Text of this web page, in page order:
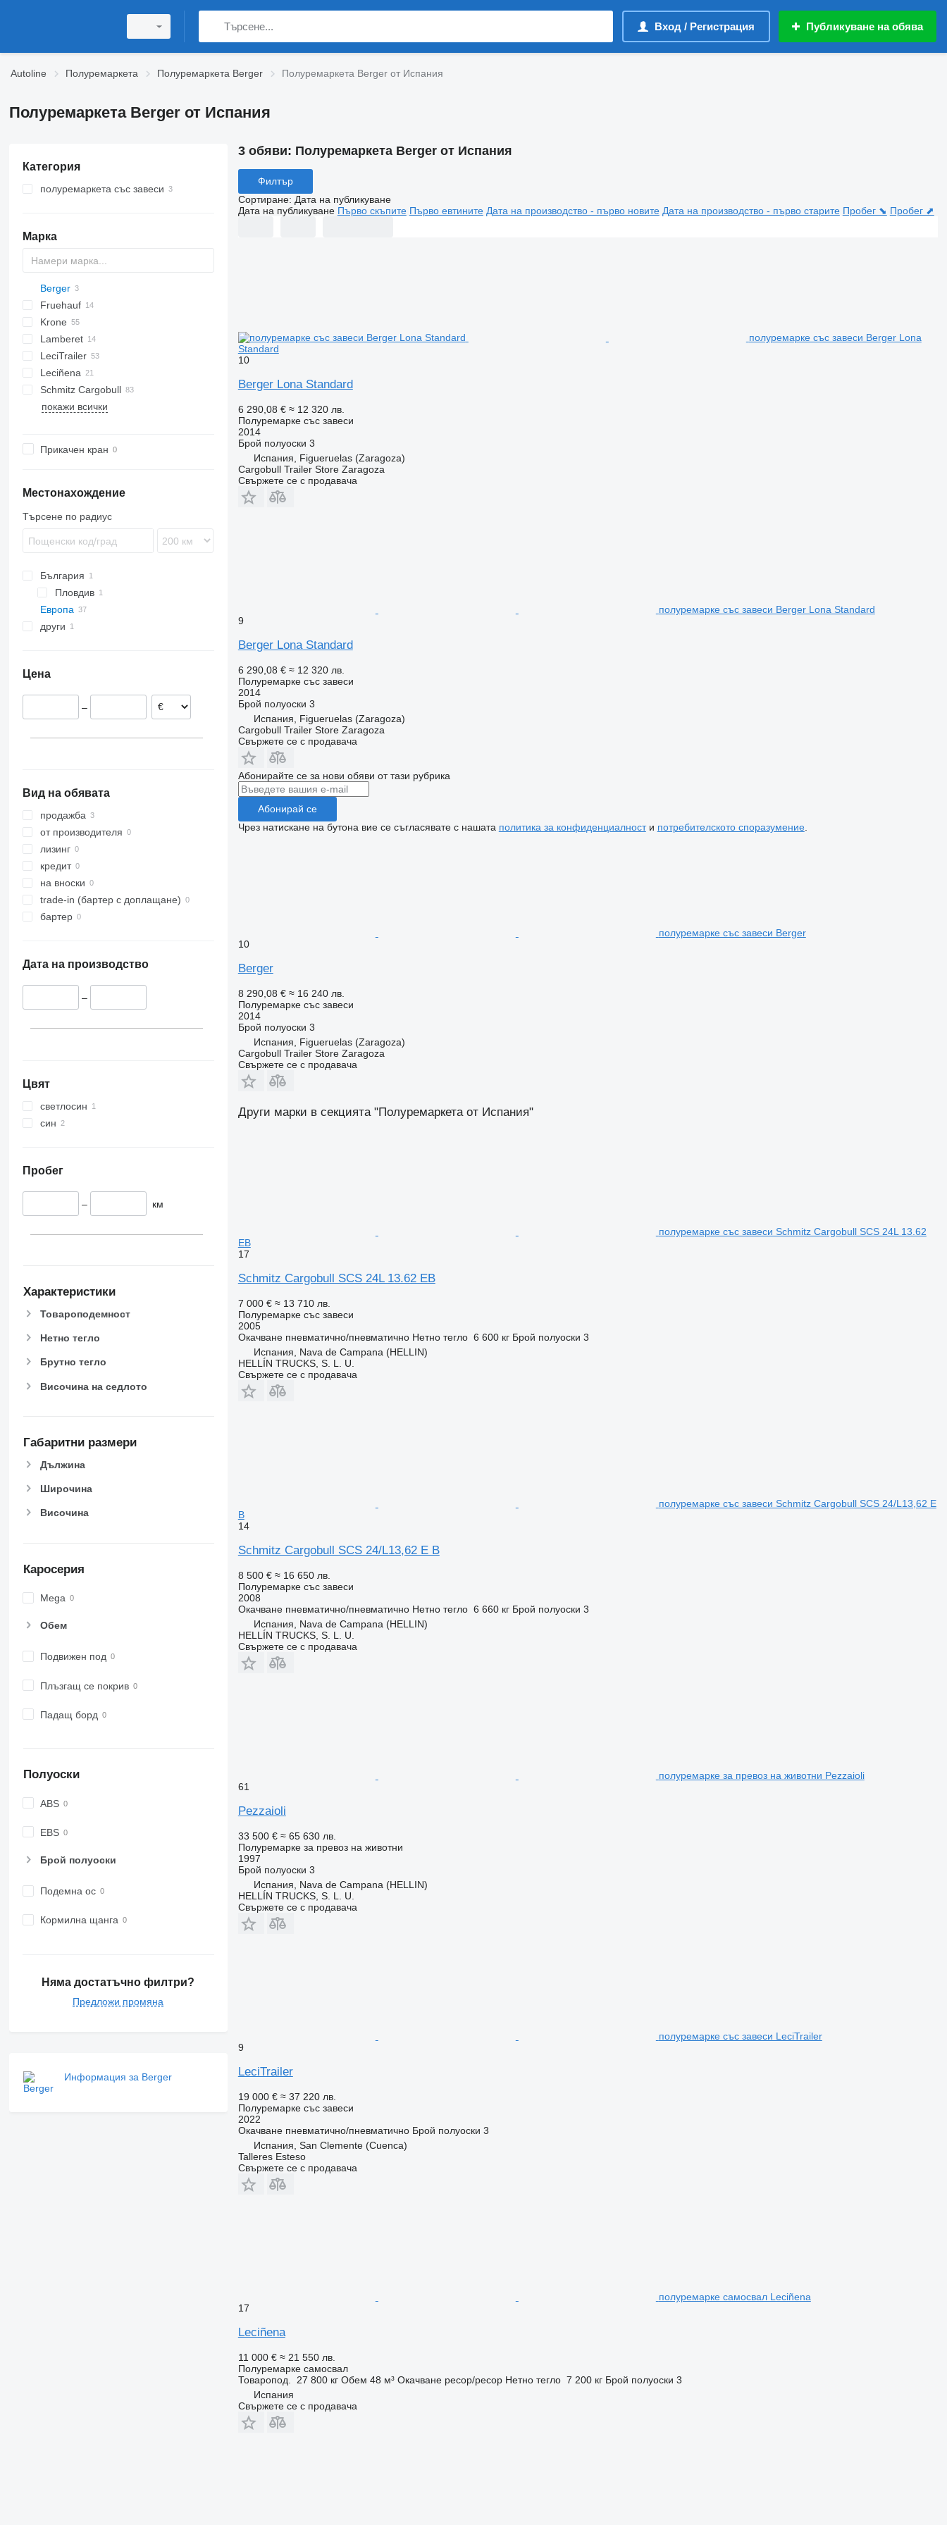
Вход / Регистрация Публикуване на обява
Autoline Полуремаркета Полуремаркета Berger Полуремаркета Berger от Испания
Полуремаркета Berger от Испания
Категория
полуремаркета със завеси
Марка
Bulkliner
Berger
6 series
CSD
MAX
SDS
Fruehauf
SGB
K-series
CF
Krone
Mega Liner
Profi Liner
SD
SDP
SDR
LB
XS
S 24
Lamberet
SR2
LeciTrailer
LTP
SR
Leciñena
MHKS
MTS
TRS
SPL
SVF
MCO
OVB
Kaiser
Schmitz Cargobull
MEGA
SKO
HKS
S-series
GL
TO
покажи всички
Прикачен кран
Местонахождение
Търсене по радиус
България
Пловдив
Европа
Испания
Zaragoza
Унгария
други
Цена
–
Вид на обявата
продажба
от производителя
лизинг
кредит
на вноски
trade-in (бартер с доплащане)
бартер
Дата на производство
–
Цвят
светлосин
син
Пробег
– км
Характеристики
Товароподемност
Нетно тегло
Брутно тегло
Височина на седлото
Габаритни размери
Дължина
Широчина
Височина
Каросерия
Mega
Обем
Подвижен под
Плъзгащ се покрив
Падащ борд
Полуоски
ABS
EBS
Брой полуоски
Подемна ос
Кормилна щанга
Няма достатъчно филтри?
Предложи промяна
Информация за Berger
3 обяви: Полуремаркета Berger от Испания
Филтър
Сортиране: Дата на публикуване
Дата на публикуване Първо скъпите Първо евтините Дата на производство - първо новите Дата на производство - първо старите Пробег ⬊ Пробег ⬈
полуремарке със завеси Berger Lona
Standard
10
Berger Lona Standard
6 290,08 € ≈ 12 320 лв.
Полуремарке със завеси
2014
Брой полуоски 3
Испания, Figueruelas (Zaragoza)
Cargobull Trailer Store Zaragoza
Свържете се с продавача
полуремарке със завеси Berger Lona Standard
9
Berger Lona Standard
6 290,08 € ≈ 12 320 лв.
Полуремарке със завеси
2014
Брой полуоски 3
Испания, Figueruelas (Zaragoza)
Cargobull Trailer Store Zaragoza
Свържете се с продавача
Абонирайте се за нови обяви от тази рубрика
Абонирай се
Чрез натискане на бутона вие се съгласявате с нашата политика за конфиденциалности потребителското споразумение.
полуремарке със завеси Berger
10
Berger
8 290,08 € ≈ 16 240 лв.
Полуремарке със завеси
2014
Брой полуоски 3
Испания, Figueruelas (Zaragoza)
Cargobull Trailer Store Zaragoza
Свържете се с продавача
Други марки в секцията "Полуремаркета от Испания"
полуремарке със завеси Schmitz Cargobull SCS 24L 13.62
EB
17
Schmitz Cargobull SCS 24L 13.62 EB
7 000 € ≈ 13 710 лв.
Полуремарке със завеси
2005
Окачване пневматично/пневматично Нетно тегло 6 600 кг Брой полуоски 3
Испания, Nava de Campana (HELLIN)
HELLÍN TRUCKS, S. L. U.
Свържете се с продавача
полуремарке със завеси Schmitz Cargobull SCS 24/L13,62 E
B
14
Schmitz Cargobull SCS 24/L13,62 E B
8 500 € ≈ 16 650 лв.
Полуремарке със завеси
2008
Окачване пневматично/пневматично Нетно тегло 6 660 кг Брой полуоски 3
Испания, Nava de Campana (HELLIN)
HELLÍN TRUCKS, S. L. U.
Свържете се с продавача
полуремарке за превоз на животни Pezzaioli
61
Pezzaioli
33 500 € ≈ 65 630 лв.
Полуремарке за превоз на животни
1997
Брой полуоски 3
Испания, Nava de Campana (HELLIN)
HELLÍN TRUCKS, S. L. U.
Свържете се с продавача
полуремарке със завеси LeciTrailer
9
LeciTrailer
19 000 € ≈ 37 220 лв.
Полуремарке със завеси
2022
Окачване пневматично/пневматично Брой полуоски 3
Испания, San Clemente (Cuenca)
Talleres Esteso
Свържете се с продавача
полуремарке самосвал Leciñena
17
Leciñena
11 000 € ≈ 21 550 лв.
Полуремарке самосвал
Товаропод.
27 800 кг Обем 48 м³ Окачване ресор/ресор Нетно тегло 7 200 кг Брой полуоски 3
Испания
Свържете се с продавача